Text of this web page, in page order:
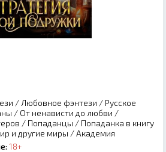
/ Любовное фэнтези / Русское
/ От ненависти до любви /
/ Попаданцы / Попаданка в книгу
и другие миры /Академия
18+